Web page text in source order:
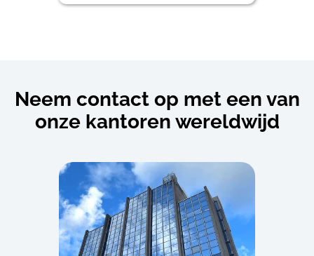
Neem contact op met een van
onze kantoren wereldwijd